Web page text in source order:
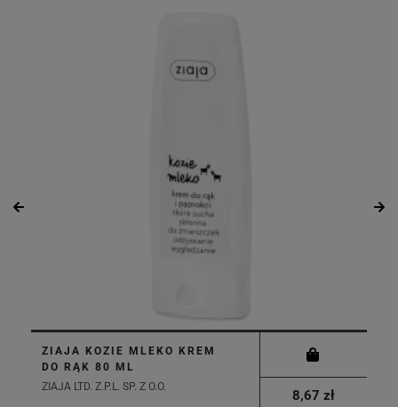
ZIAJA KOZIE MLEKO KREM
DO RĄK 80 ML
ZIAJA LTD. Z.P.L. SP. Z O.O.
8,67 zł